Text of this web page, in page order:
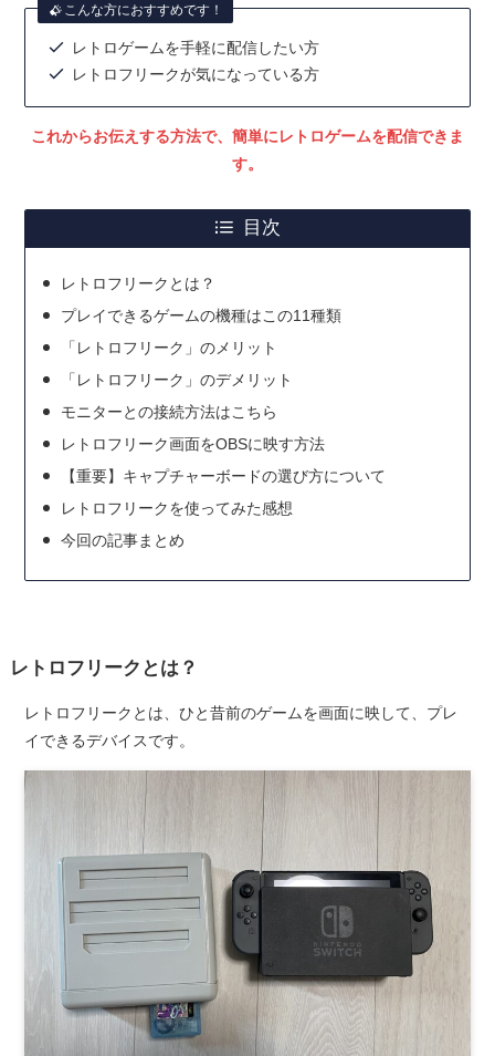
こんな方におすすめです！
レトロゲームを手軽に配信したい方
レトロフリークが気になっている方
これからお伝えする方法で、簡単にレトロゲームを配信できま
す。
目次
レトロフリークとは？
プレイできるゲームの機種はこの11種類
「レトロフリーク」のメリット
「レトロフリーク」のデメリット
モニターとの接続方法はこちら
レトロフリーク画面をOBSに映す方法
【重要】キャプチャーボードの選び方について
レトロフリークを使ってみた感想
今回の記事まとめ
レトロフリークとは？
レトロフリークとは、ひと昔前のゲームを画面に映して、プレ
イできるデバイスです。